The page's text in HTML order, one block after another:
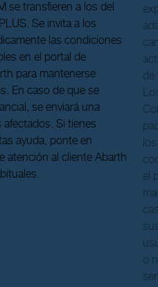
se transfieren a los del
Se invita a los
las condiciones
en el portal de
para mantenerse
En caso de que se
se enviará una
Si tienes
ayuda, ponte en
atención al cliente Abarth
de
el
o